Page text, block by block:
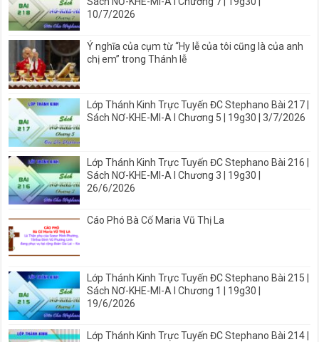
10/7/2026
Ý nghĩa của cụm từ “Hy lễ của tôi cũng là của anh
chị em” trong Thánh lễ
Lớp Thánh Kinh Trực Tuyến ĐC Stephano Bài 217 |
Sách NƠ-KHE-MI-A I Chương 5 | 19g30 | 3/7/2026
Lớp Thánh Kinh Trực Tuyến ĐC Stephano Bài 216 |
Sách NƠ-KHE-MI-A I Chương 3 | 19g30 |
26/6/2026
Cáo Phó Bà Cố Maria Vũ Thị La
Lớp Thánh Kinh Trực Tuyến ĐC Stephano Bài 215 |
Sách NƠ-KHE-MI-A I Chương 1 | 19g30 |
19/6/2026
Lớp Thánh Kinh Trực Tuyến ĐC Stephano Bài 214 |